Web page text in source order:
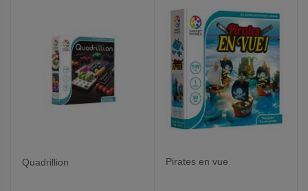
FAVORIS
Quadrillion Pirates en vue